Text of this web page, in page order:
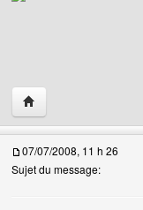
Visiter le site web
07/07/2008, 11 h 26
Sujet du message: